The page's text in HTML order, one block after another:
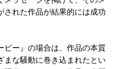
された作品が結果的には成功
ー』の場合は、作品の本質
まな騒動に巻き込まれたとい